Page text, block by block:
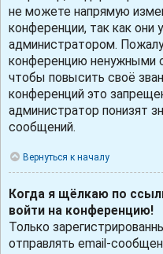
не можете напрямую
конференции, так как они
администратором.
конференцию ненужными
чтобы повысить своё
конференций это
администратор понизят
сообщений.
Вернуться к началу
Когда я щёлкаю по
войти на конференцию!
Только
отправлять email-